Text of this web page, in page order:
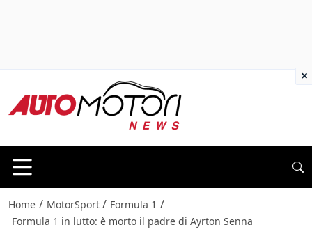
Home / MotorSport / Formula 1 /
Formula 1 in lutto: è morto il padre di Ayrton Senna
×